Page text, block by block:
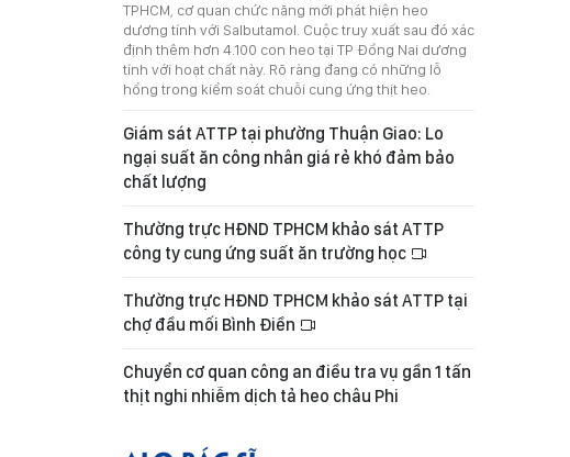
TPHCM, cơ quan chức năng mới phát hiện heo
dương tính với Salbutamol. Cuộc truy xuất sau đó xác
định thêm hơn 4.100 con heo tại TP Đồng Nai dương
tính với hoạt chất này. Rõ ràng đang có những lỗ
hổng trong kiểm soát chuỗi cung ứng thịt heo.
Giám sát ATTP tại phường Thuận Giao: Lo
ngại suất ăn công nhân giá rẻ khó đảm bảo
chất lượng
Thường trực HĐND TPHCM khảo sát ATTP
công ty cung ứng suất ăn trường học
Thường trực HĐND TPHCM khảo sát ATTP tại
chợ đầu mối Bình Điền
Chuyển cơ quan công an điều tra vụ gần 1 tấn
thịt nghi nhiễm dịch tả heo châu Phi